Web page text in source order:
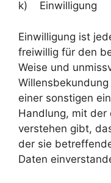
k) Einwilligung
Einwilligung ist
freiwillig für den
Weise und
einer sonstigen
Handlung, mit der
verstehen gibt,
der sie
Daten